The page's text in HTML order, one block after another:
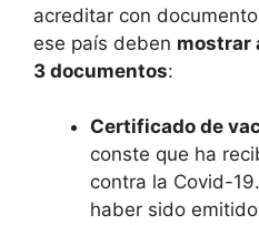
acreditar con
ese país deben mostrar
3 documentos:
Certificado de
conste que ha
contra la Covid-
haber sido